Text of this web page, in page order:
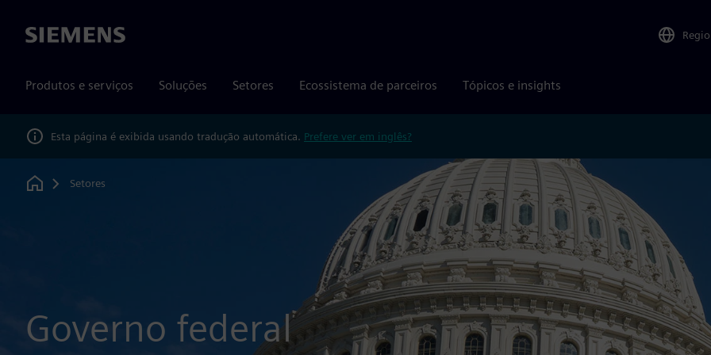
Siemens
Produtos e serviços Soluções Setores Ecossistema de parceiros Tópicos e insights
Esta página é exibida usando tradução automática. Prefere ver em inglês?
Home
Setores
Governo federal